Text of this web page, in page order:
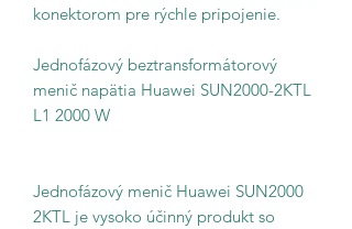
konektorom pre rýchle pripojenie.
Jednofázový beztransformátorový
menič napätia Huawei SUN2000-2KTL
L1 2000 W
Jednofázový menič Huawei SUN2000
2KTL je vysoko účinný produkt so